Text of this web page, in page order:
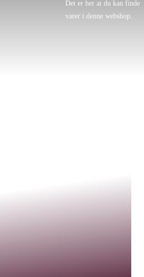
Det er her at du kan finde
varer i denne webshop.